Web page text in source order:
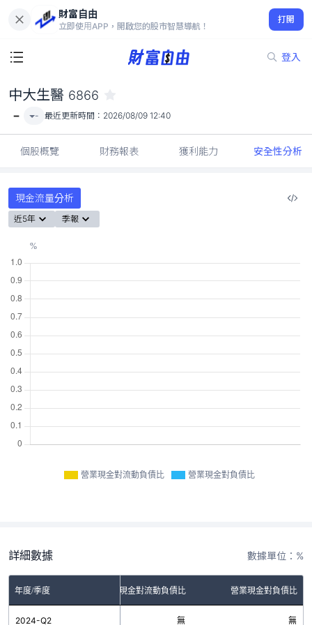
財富自由
立即使用APP，開啟您的股市智慧導航！
打開
登入
-
中大生醫 6866
- - 最近更新時間： 2026/08/09 12:40
個股概覽 財務報表 獲利能力 安全性分析
現金流量分析
近5年 季報
營業現金對流動負債比 營業現金對負債比
詳細數據 數據單位：%
年度/季度 營業現金對流動負債比 營業現金對負債比
2024-Q2 無 無